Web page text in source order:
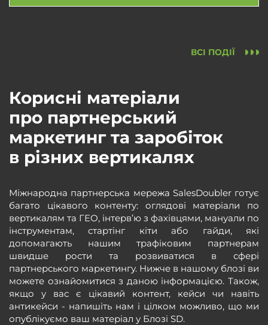
ВСІ ПОДІЇ
Корисні матеріали
про партнерський
маркетинг та заробіток
в різних вертикалях
Міжнародна партнерська мережа SalesDoubler готує
багато цікавого контенту: оглядові матеріали по
вертикалям та ГЕО, інтерв’ю з фахівцями, мануали по
інструментам, стартінг кіти або гайди, які
допомагають нашим трафіковим партнерам
швидше рости та розвиватися в сфері
партнерського маркетингу. Нижче в нашому блозі ви
можете ознайомитися з даною інформацією. Також,
якщо у вас є цікавий контент, кейси чи навіть
антикейси - напишіть нам і цілком можливо, що ми
опублікуємо ваш матеріал у Блозі SD.